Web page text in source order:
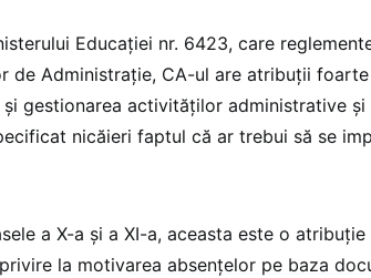
Educației nr. 6423, care
de Administrație, CA-ul are atribuții
gestionarea activităților administrative
nicăieri faptul că ar trebui să se
a X-a și a XI-a, aceasta este o
la motivarea absențelor pe baza